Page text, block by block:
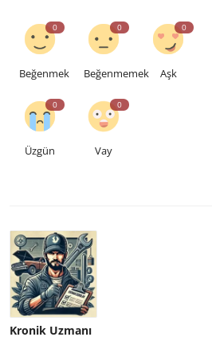
0
Beğenmek
0
Beğenmemek
0
Aşk
0
Üzgün
0
Vay
Kronik Uzmanı